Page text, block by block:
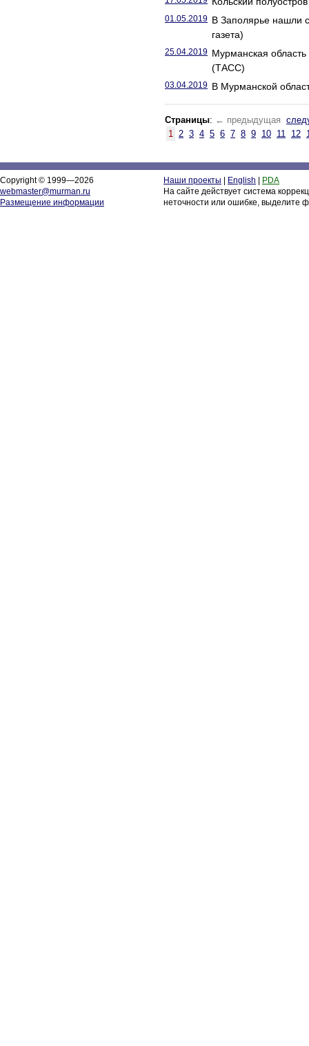
01.05.2019 В Заполярье нашли
газета)
25.04.2019 Мурманская
(ТАСС)
03.04.2019 В Мурманской
Страницы: ← предыдущая
1 2 3 4 5 6 7 8 9 10 11 12
Copyright © 1999—2026
webmaster@murman.ru
Размещение информации
Наши проекты English
PDA
На сайте действует система
неточности или ошибке, выделите